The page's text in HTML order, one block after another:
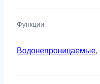
Функции
Водонепроницаемые,